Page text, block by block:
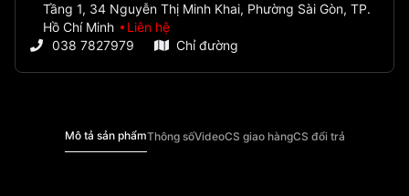
Tầng 1, 34 Nguyễn Thị Minh Khai, Phường Sài Gòn, TP.
Hồ Chí Minh
Liên hệ
038 7827979
Chỉ đường
Mô tả sản phẩmThông sốVideoCS giao hàngCS đổi trả